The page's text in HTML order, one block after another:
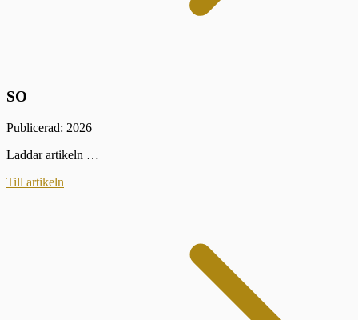
SO
Publicerad: 2026
Laddar artikeln …
Till artikeln